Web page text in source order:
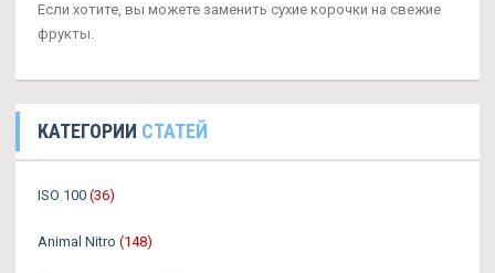
Если хотите, вы можете заменить сухие корочки на свежие
фрукты.
КАТЕГОРИИ СТАТЕЙ
ISO 100 (36)
Animal Nitro (148)